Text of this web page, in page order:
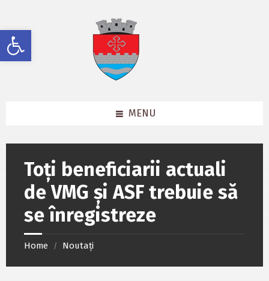
Deschide bara de unelte
content
left
sidebar
footer
MENU
Toți beneficiarii actuali
de VMG și ASF trebuie să
se înregistreze
Home / Noutați